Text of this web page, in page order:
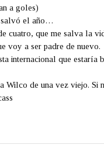
a goles)
el año…
cuatro, que me salva la
voy a ser padre de nuevo.
internacional que estaría
Wilco de una vez viejo. Si